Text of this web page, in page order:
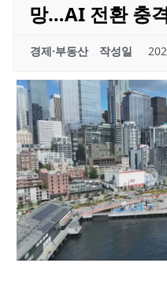
망…AI 전환 충
경제·부동산 작성일